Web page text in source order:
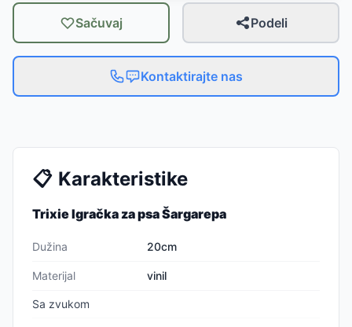
Sačuvaj Podeli
Kontaktirajte nas
📋 Karakteristike
Trixie Igračka za psa Šargarepa
Dužina 20cm
Materijal vinil
Sa zvukom